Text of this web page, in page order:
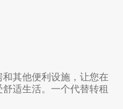
其他便利设施，让您在
适生活。一个代替转租